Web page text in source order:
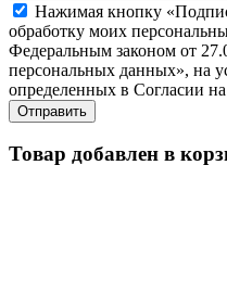
Нажимая кнопку
обработку моих
Федеральным законом от
персональных данных», на
определенных в Согласии
Товар добавлен в